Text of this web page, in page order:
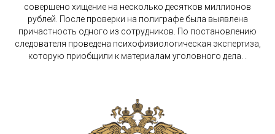
совершено хищение на несколько десятков миллионов
рублей. После проверки на полиграфе была выявлена
причастность одного из сотрудников. По постановлению
следователя проведена психофизиологическая экспертиза,
которую приобщили к материалам уголовного дела. .